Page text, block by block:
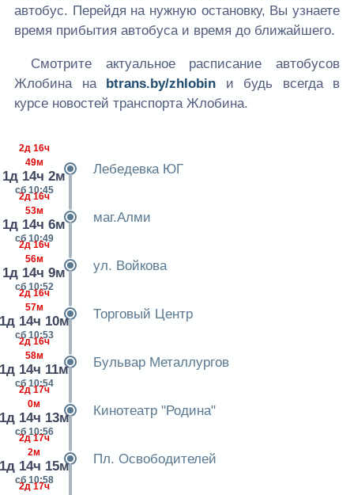
автобус. Перейдя на нужную остановку, Вы узнаете
время прибытия автобуса и время до ближайшего.
Смотрите актуальное расписание автобусов
Жлобина на btrans.by/zhlobin и будь всегда в
курсе новостей транспорта Жлобина.
2д 16ч
49м
1д 14ч 2м
сб 10:45
Лебедевка ЮГ
2д 16ч
53м
1д 14ч 6м
сб 10:49
маг.Алми
2д 16ч
56м
1д 14ч 9м
сб 10:52
ул. Войкова
2д 16ч
57м
14ч 10м
сб 10:53
Торговый Центр
2д 16ч
58м
1д 14ч 11м
сб 10:54
Бульвар Металлургов
2д 17ч
0м
14ч 13м
сб 10:56
Кинотеатр "Родина"
2д 17ч
2м
14ч 15м
сб 10:58
Пл. Освободителей
2д 17ч